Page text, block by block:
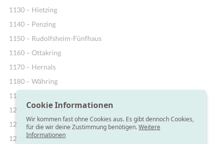
1130 – Hietzing
1140 – Penzing
1150 – Rudolfsheim-Fünfhaus
1160 – Ottakring
1170 – Hernals
1180 – Währing
1190 – Döbling
1200 – Brigittenau
1210 – Floridsdorf
1220 – Donaustadt
Cookie Informationen
Wir kommen fast ohne Cookies aus. Es gibt dennoch Cookies,
für die wir deine Zustimmung benötigen.Weitere
Informationen